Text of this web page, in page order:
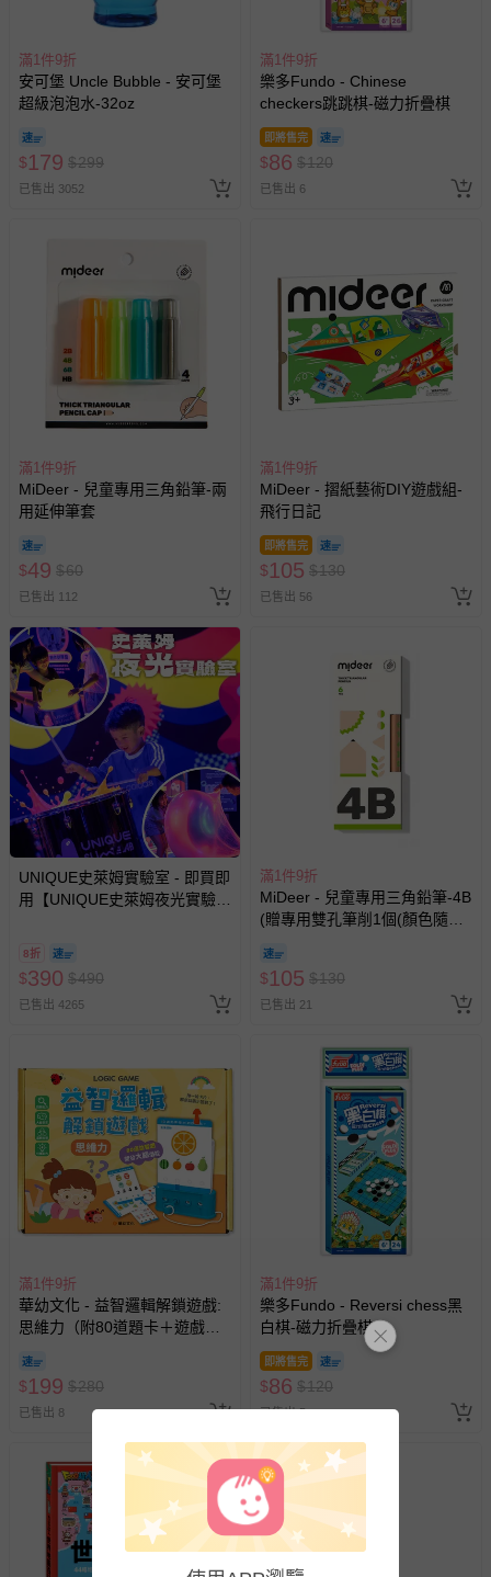
部分商品依據消費者保護法的規定，不適用七天鑑賞期/猶
易於腐敗、保存期限較短或解約時即將逾期（例如生鮮
商品、食品等）。
客製化商品（例如客製生日書、姓名貼等）。
報紙、期刊或雜誌（惟書籍如經拆封、使用，則酌收整
新費用）。
非以有形媒介提供之數位內容或一經提供即為完成之線
上服務，經消費者事先同意始提供（例如線上課程、遊
戲或活動點數等）。
-個人衛生用品（例如尿布、貼身衣物、泳裝、襪子、地
墊、寢具類等）。
-新生兒親膚衣物（嬰幼兒包巾與背巾、包屁衣、學習
-接觸性孕哺產品（奶嘴、奶瓶、擠乳器、哺乳衣、托腹
帶束縛衣、餐搖椅等）。
-其他原廠盒裝商品封口處已貼上「不可拆封」，或具警
示字句等說明貼紙、封條者。
國際航空、客運、訂房等服務。
相關的退換貨辦理流程，可詳見：
其他常見問題：
運送服務：目前提供的運送僅限台灣本島。如您位於離島地
區，可能會無法配送，或須依據商品需加收離島運費。廠商
亦保留出貨與否的權利。離島、偏遠地區、樓層親送等加價
費用，可能會另需加收。
商品實際的配達日期，可於訂單個人資料內的查詢訂單內，
已出貨通知之訊息為主。
如您收到商品，請依正常流程檢查是否完好，若商品遇瑕疵
情形，您可申請更換新品或退貨，請見：退貨的辦理流程
式、折價券與購物金的使用、退貨及商品運送方式等有疑
問，你可詳見：
媽咪愛客服中心。
商品如因「價格、組合」等錯誤原因，導致無法安排出貨，
會主動以簡訊及mail通知訂單取消事宜，並將提供適當補
償。
滿1件9折
安可堡 Uncle Bubble - 安可堡
超級泡泡水-32oz
$179 $299
已售出 3052
滿1件9折
樂多Fundo - Chinese
checkers跳跳棋-磁力折疊棋
即將售完
$86 $120
已售出 6
滿1件9折
MiDeer - 兒童專用三角鉛筆-兩
用延伸筆套
$49 $60
已售出 112
滿1件9折
MiDeer - 摺紙藝術DIY遊戲組-
飛行日記
即將售完
$105 $130
已售出 56
UNIQUE史萊姆實驗室 - 即買即
用【UNIQUE史萊姆夜光實驗室
人小孩均一價(3歲以上需購票))
8折
$390 $490
已售出 4265
滿1件9折
MiDeer - 兒童專用三角鉛筆-4B
(贈專用雙孔筆削1個(顏色隨
$105 $130
已售出 21
滿1件9折
華幼文化 - 益智邏輯解鎖遊戲:
思維力（附80道題卡＋遊戲鑰
$199 $280
已售出 8
滿1件9折
樂多Fundo - Reversi chess黑
白棋-磁力折疊棋
即將售完
$86 $120
已售出 5